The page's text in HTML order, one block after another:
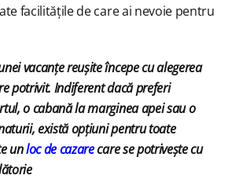
facilitățile de care ai nevoie pentru
vacanțe reușite începe cu alegerea
potrivit. Indiferent dacă preferi
o cabană la marginea apei sau o
există opțiuni pentru toate
unloc de cazarecare se potrivește cu